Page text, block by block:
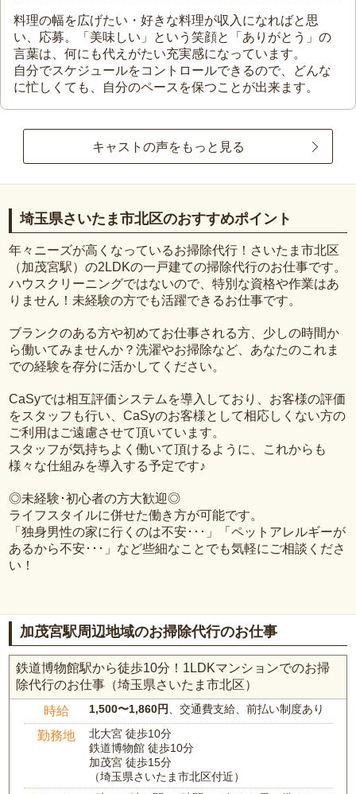
料理の幅を広げたい・好きな料理が収入になればと思
い、応募。「美味しい」という笑顔と「ありがとう」の
言葉は、何にも代えがたい充実感になっています。
自分でスケジュールをコントロールできるので、どんな
に忙しくても、自分のペースを保つことが出来ます。
キャストの声をもっと見る
埼玉県さいたま市北区のおすすめポイント
年々ニーズが高くなっているお掃除代行！さいたま市北区
（加茂宮駅）の2LDKの一戸建ての掃除代行のお仕事です。
ハウスクリーニングではないので、特別な資格や作業はあ
りません！未経験の方でも活躍できるお仕事です。
ブランクのある方や初めてお仕事される方、少しの時間か
ら働いてみませんか？洗濯やお掃除など、あなたのこれま
での経験を存分に活かしてください。
CaSyでは相互評価システムを導入しており、お客様の評価
をスタッフも行い、CaSyのお客様として相応しくない方の
ご利用はご遠慮させて頂いています。
スタッフが気持ちよく働いて頂けるように、これからも
様々な仕組みを導入する予定です♪
◎未経験･初心者の方大歓迎◎
ライフスタイルに併せた働き方が可能です。
「独身男性の家に行くのは不安･･･」「ペットアレルギーが
あるから不安･･･」など些細なことでも気軽にご相談くださ
い！
加茂宮駅周辺地域のお掃除代行のお仕事
鉄道博物館駅から徒歩10分！1LDKマンションでのお掃
除代行のお仕事（埼玉県さいたま市北区）
時給 1,500〜1,860円、交通費支給、前払い制度あり
勤務地
北大宮 徒歩10分
鉄道博物館 徒歩10分
加茂宮 徒歩15分
（埼玉県さいたま市北区付近）